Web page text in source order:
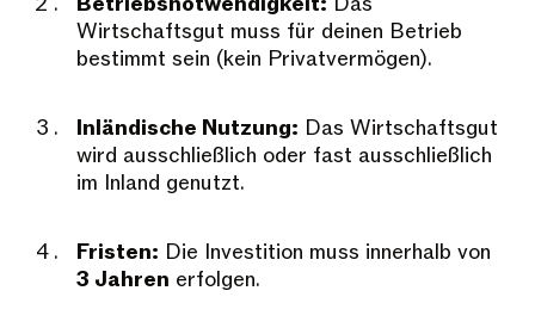
Wirtschaftsgut muss für deinen Betrieb
bestimmt sein (kein Privatvermögen).
Inländische Nutzung: Das Wirtschaftsgut
wird ausschließlich oder fast ausschließlich
im Inland genutzt.
Fristen: Die Investition muss innerhalb von
3 Jahren erfolgen.